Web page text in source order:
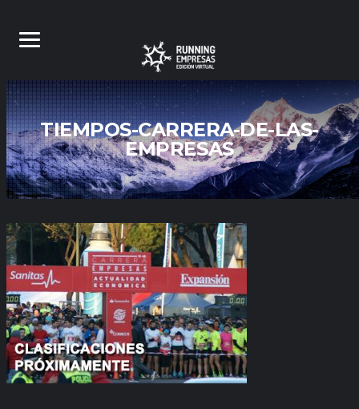
TIEMPOS-CARRERA-DE-LAS-
EMPRESAS